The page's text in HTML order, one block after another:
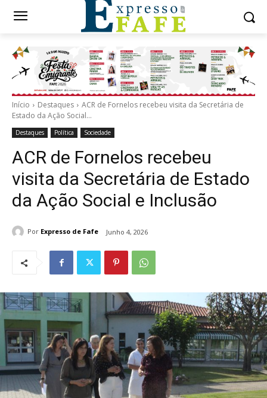
Início Destaques
ACR de Fornelos recebeu visita da Secretária de
Estado da Ação Social...
Destaques Política Sociedade
ACR de Fornelos recebeu
visita da Secretária de Estado
da Ação Social e Inclusão
Por Expresso de Fafe Junho 4, 2026